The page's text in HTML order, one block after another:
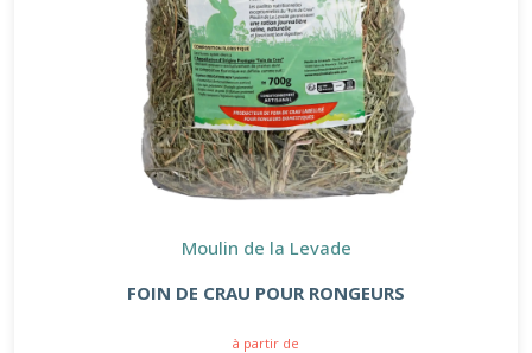
Moulin de la Levade
FOIN DE CRAU POUR RONGEURS
à partir de